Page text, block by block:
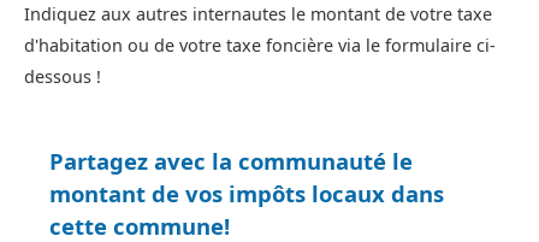
Indiquez aux autres internautes le montant de votre taxe
d'habitation ou de votre taxe foncière via le formulaire ci-
dessous !
Partagez avec la communauté le
montant de vos impôts locaux dans
cette commune!